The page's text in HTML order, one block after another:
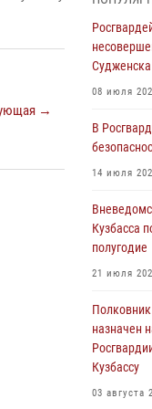
→
В
ордена
служебно-
05 августа
дебошира,
05 августа
05 августа
05 августа
Судженска
08 июля
В
14 июля
Кузбасса
полугодие
21 июля
назначен
Кузбассу
03 августа